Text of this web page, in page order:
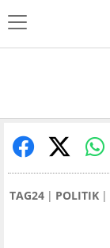
TAG24 POLITIK